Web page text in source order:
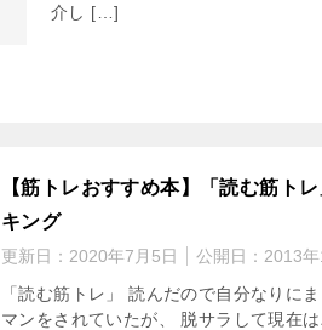
介し […]
【筋トレおすすめ本】「読む筋ト
キング
更新日： 2020年7月5日 公開日： 2013
「読む筋トレ」 読んだので自分なりに
マンをされていたが、 脱サラして現在